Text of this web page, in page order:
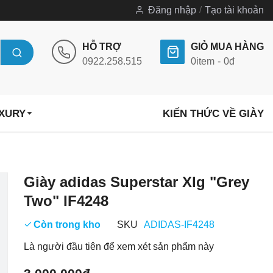
Đăng nhập Tạo tài khoản
HỖ TRỢ
0922.258.515
GIỎ MUA HÀNG
0item 0đ
KIẾN THỨC VỀ GIÀY
Giày adidas Superstar Xlg "Grey
Two" IF4248
Còn trong kho SKU ADIDAS-IF4248
Là người đầu tiên để xem xét sản phẩm này
Chuyển
phần